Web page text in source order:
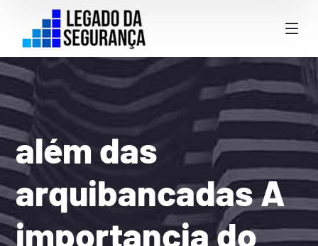
além das
arquibancadas A
importancia do